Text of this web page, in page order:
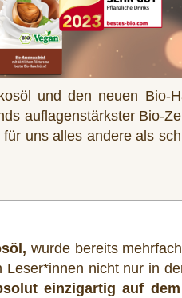
und den neuen Bio-
auflagenstärkster Bio-
uns alles andere als
wurde bereits
nicht nur in
einzigartig auf